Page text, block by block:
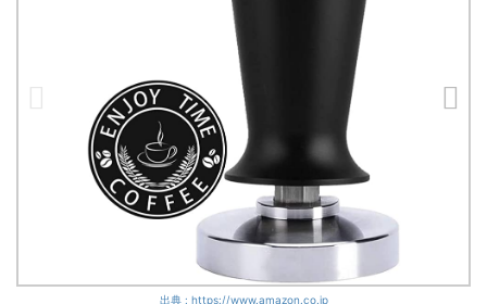
出典 : https://www.amazon.co.jp